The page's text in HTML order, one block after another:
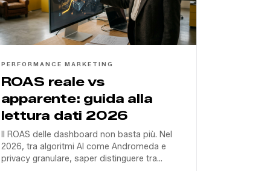
PERFORMANCE MARKETING
ROAS reale vs
apparente: guida alla
lettura dati 2026
Il ROAS delle dashboard non basta più. Nel
2026, tra algoritmi AI come Andromeda e
privacy granulare, saper distinguere tra